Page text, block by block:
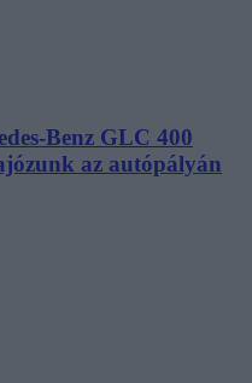
Benz GLC 400
az autópályán